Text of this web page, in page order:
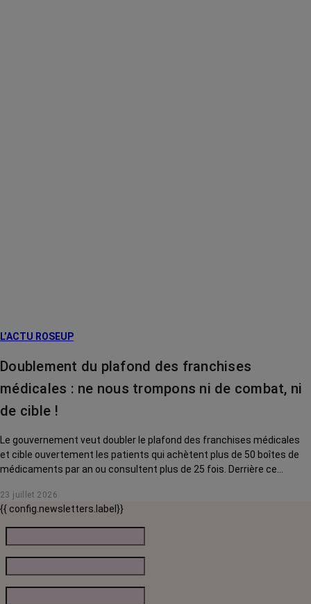
L’ACTU ROSEUP
Doublement du plafond des franchises
médicales : ne nous trompons ni de combat, ni
de cible !
Le gouvernement veut doubler le plafond des franchises médicales
et cible ouvertement les patients qui achètent plus de 50 boîtes de
médicaments par an ou consultent plus de 25 fois. Derrière ce
chroniques, et en premier lieu les personnes touchées par un cancer,
qui vont payer le prix fort. RoseUp alerte : cette mesure ne
responsabilise personne, elle punit des patients qui n'ont pas le choix.
23 juillet 2026
{{ config.newsletters.label}}